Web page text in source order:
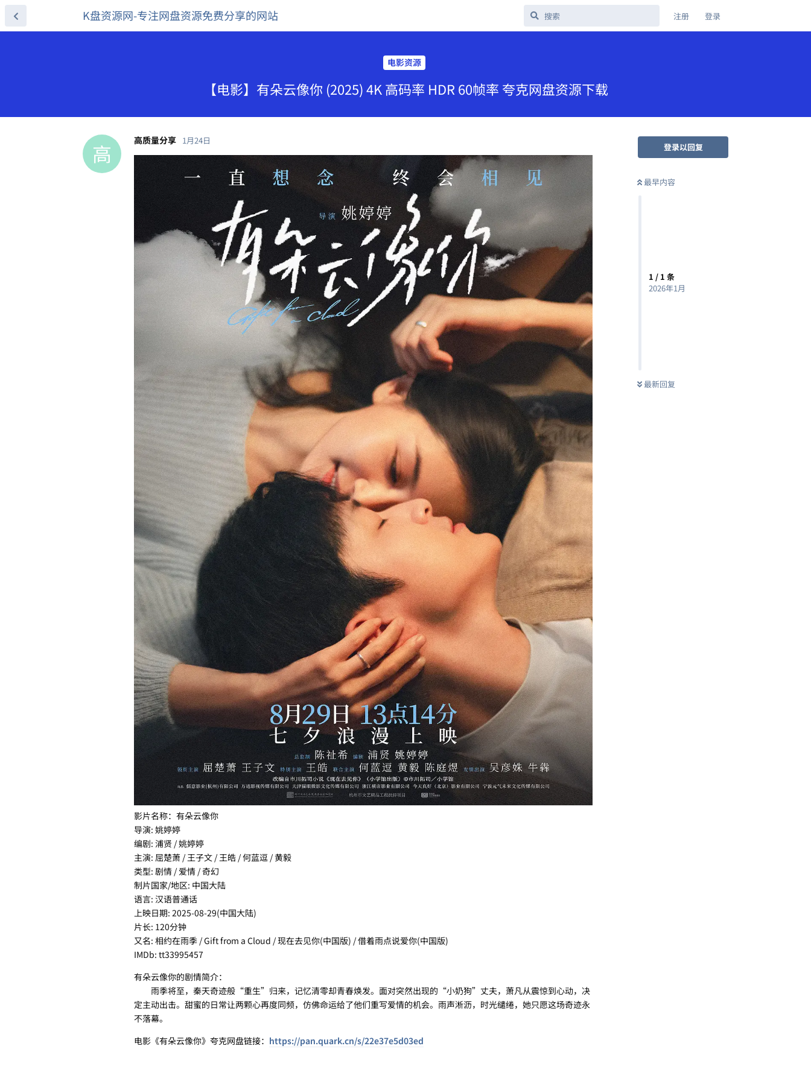
K盘资源网-专注网盘资源免费分享的网站 注册 登录
电影资源
【电影】有朵云像你 (2025) 4K 高码率 HDR 60帧率 夸克网盘资源下载
登录以回复
最早内容
1 / 1 条
2026年1月
最新回复
高 高质量分享 1月24日
影片名称：有朵云像你
导演: 姚婷婷
编剧: 浦贤 / 姚婷婷
主演: 屈楚萧 / 王子文 / 王皓 / 何蓝逗 / 黄毅
类型: 剧情 / 爱情 / 奇幻
制片国家/地区: 中国大陆
语言: 汉语普通话
上映日期: 2025-08-29(中国大陆)
片长: 120分钟
又名: 相约在雨季 / Gift from a Cloud / 现在去见你(中国版) / 借着雨点说爱你(中国版)
IMDb: tt33995457
有朵云像你的剧情简介：
雨季将至，秦天奇迹般“重生”归来，记忆清零却青春焕发。面对突然出现的“小奶狗”丈夫，萧凡从震惊到心动，决
定主动出击。甜蜜的日常让两颗心再度同频，仿佛命运给了他们重写爱情的机会。雨声淅沥，时光缱绻，她只愿这场奇迹永
不落幕。
电影《有朵云像你》夸克网盘链接： https://pan.quark.cn/s/22e37e5d03ed